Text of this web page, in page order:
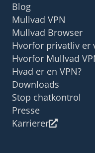
Blog
Mullvad VPN
Mullvad Browser
Hvorfor privatliv er
Hvorfor Mullvad
Hvad er en VPN?
Downloads
Stop chatkontrol
Presse
Karrierer